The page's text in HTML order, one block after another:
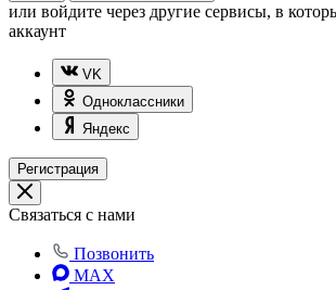
или войдите через другие сервисы, в
аккаунт
VK
Одноклассники
Яндекс
Регистрация
Связаться с нами
Позвонить
MAX